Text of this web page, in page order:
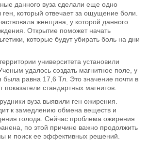
данного вуза сделали еще одно
ген, который отвечает за ощущение боли.
женщина, у которой данного
Открытие поможет начать
которые будут убирать боль на дни
университета установили
удалось создать магнитное поле, у
была равна 17,6 Тл. Это значение почти в
показатели стандартных магнитов.
вуза выявили ген ожирения.
к замедлению обмена веществ и
голода. Сейчас проблема ожирения
по этой причине важно продолжить
и поиск ее эффективных решений.